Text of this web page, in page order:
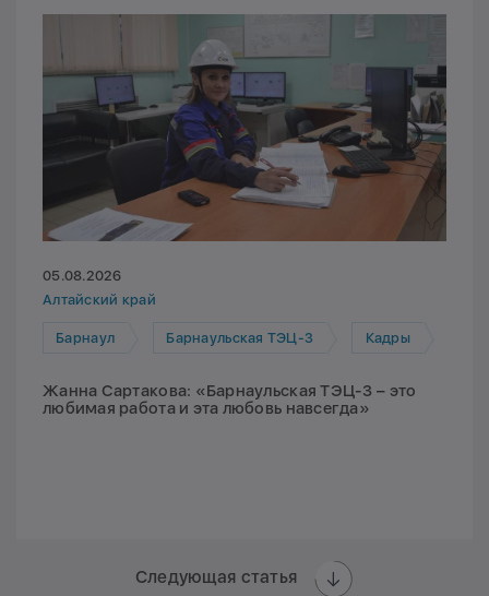
05.08.2026
Алтайский край
Барнаул Барнаульская ТЭЦ-3 Кадры
Жанна Сартакова: «Барнаульская ТЭЦ-3 – это
любимая работа и эта любовь навсегда»
Следующая статья